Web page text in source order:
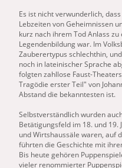
Es ist nicht verwunderlich,
Lebzeiten von Geheimnissen
kurz nach ihrem Tod Anlass
Legendenbildung war. Im
Zauberertypus schlechthin,
noch in lateinischer Sprache
folgten zahllose Faust-
Tragödie erster Teil" von
Abstand die bekanntesten ist.
Selbstverständlich wurden
Betätigungsfeld im 18. und 19.
und Wirtshaussäle waren, auf
führten die Geschichte mit
Bis heute gehören
vieler renommierter